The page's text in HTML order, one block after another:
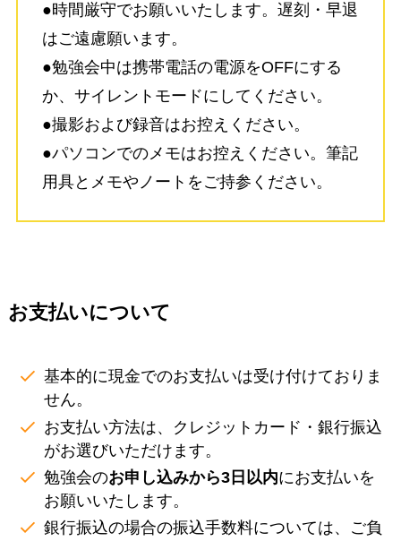
●時間厳守でお願いいたします。遅刻・早退
はご遠慮願います。
●勉強会中は携帯電話の電源をOFFにする
か、サイレントモードにしてください。
●撮影および録音はお控えください。
●パソコンでのメモはお控えください。筆記
用具とメモやノートをご持参ください。
お支払いについて
基本的に現金でのお支払いは受け付けておりま
せん。
お支払い方法は、クレジットカード・銀行振込
がお選びいただけます。
勉強会のお申し込みから3日以内にお支払いを
お願いいたします。
銀行振込の場合の振込手数料については、ご負